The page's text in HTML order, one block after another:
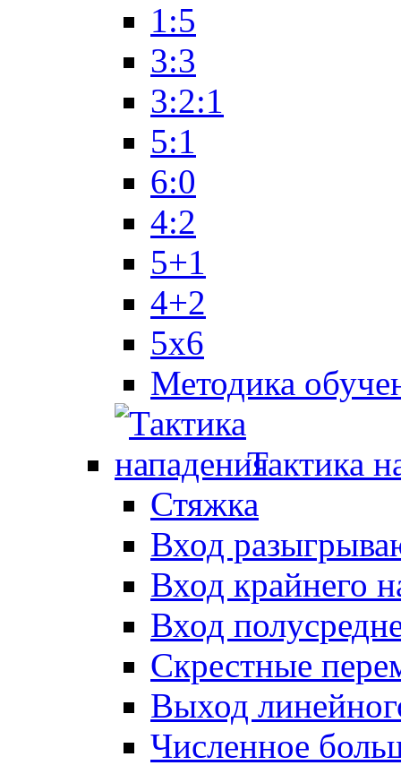
1:5
3:3
3:2:1
5:1
6:0
4:2
5+1
4+2
5x6
Методика
Тактика
Стяжка
Вход
Вход крайнего
Вход
Скрестные
Выход
Численное